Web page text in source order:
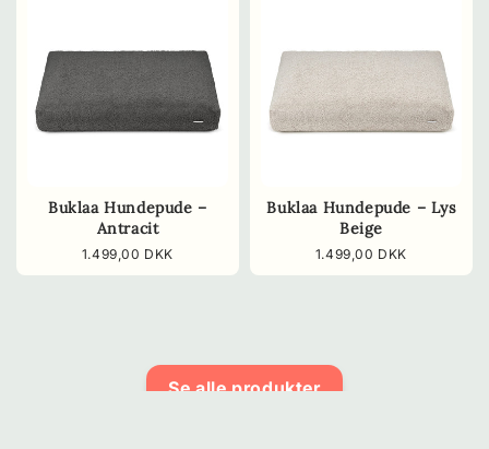
Buklaa Hundepude –
Antracit
Normalpris
1.499,00 DKK
Buklaa Hundepude – Lys
Beige
Normalpris
1.499,00 DKK
Se alle produkter